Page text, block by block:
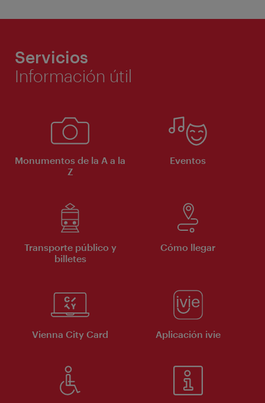
Servicios
Información útil
Monumentos de la A a la
Z
Eventos
Transporte público y
billetes
Cómo llegar
Vienna City Card Aplicación ivie